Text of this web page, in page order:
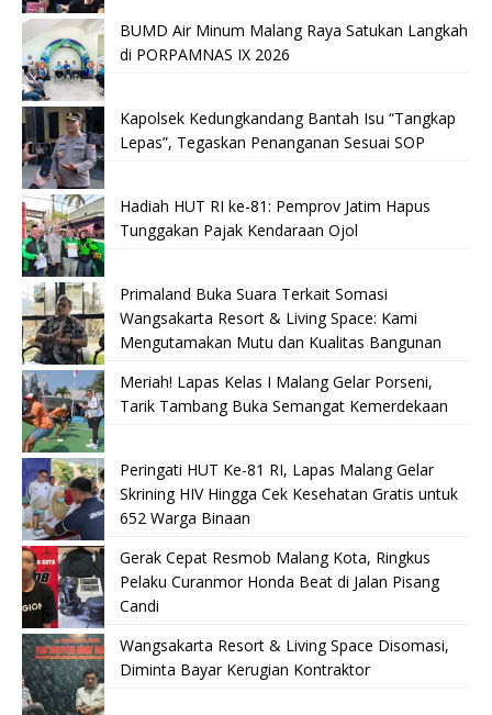
BUMD Air Minum Malang Raya Satukan Langkah
di PORPAMNAS IX 2026
Kapolsek Kedungkandang Bantah Isu “Tangkap
Lepas”, Tegaskan Penanganan Sesuai SOP
Hadiah HUT RI ke-81: Pemprov Jatim Hapus
Tunggakan Pajak Kendaraan Ojol
Primaland Buka Suara Terkait Somasi
Wangsakarta Resort & Living Space: Kami
Mengutamakan Mutu dan Kualitas Bangunan
Meriah! Lapas Kelas I Malang Gelar Porseni,
Tarik Tambang Buka Semangat Kemerdekaan
Peringati HUT Ke-81 RI, Lapas Malang Gelar
Skrining HIV Hingga Cek Kesehatan Gratis untuk
652 Warga Binaan
Gerak Cepat Resmob Malang Kota, Ringkus
Pelaku Curanmor Honda Beat di Jalan Pisang
Candi
Wangsakarta Resort & Living Space Disomasi,
Diminta Bayar Kerugian Kontraktor